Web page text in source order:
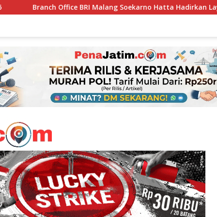
Malang Soekarno Hatta Hadirkan Layanan Keuangan